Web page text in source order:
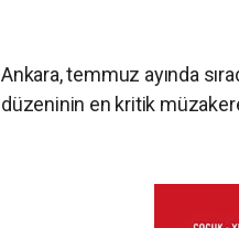
Ankara, temmuz ayında
düzeninin en kritik